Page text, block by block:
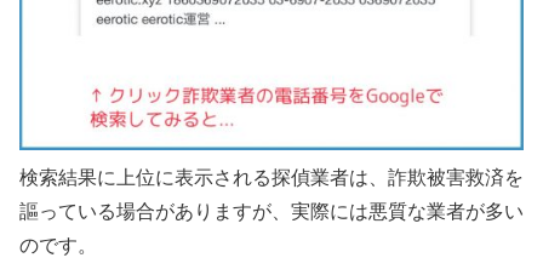
検索結果に上位に表示される探偵業者は、詐欺被害救済を
謳っている場合がありますが、実際には悪質な業者が多い
のです。